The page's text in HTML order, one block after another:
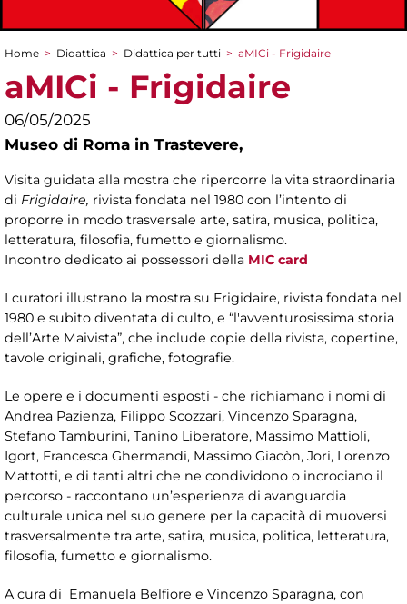
Tu sei qui
Home > Didattica > Didattica per tutti > aMICi - Frigidaire
aMICi - Frigidaire
06/05/2025
Museo di Roma in Trastevere,
Visita guidata alla mostra che ripercorre la vita straordinaria
di Frigidaire, rivista fondata nel 1980 con l’intento di
proporre in modo trasversale arte, satira, musica, politica,
letteratura, filosofia, fumetto e giornalismo.
Incontro dedicato ai possessori della MIC card
I curatori illustrano la mostra su Frigidaire, rivista fondata nel
1980 e subito diventata di culto, e “l'avventurosissima storia
dell’Arte Maivista”, che include copie della rivista, copertine,
tavole originali, grafiche, fotografie.
Le opere e i documenti esposti - che richiamano i nomi di
Andrea Pazienza, Filippo Scozzari, Vincenzo Sparagna,
Stefano Tamburini, Tanino Liberatore, Massimo Mattioli,
Igort, Francesca Ghermandi, Massimo Giacòn, Jori, Lorenzo
Mattotti, e di tanti altri che ne condividono o incrociano il
percorso - raccontano un’esperienza di avanguardia
culturale unica nel suo genere per la capacità di muoversi
trasversalmente tra arte, satira, musica, politica, letteratura,
filosofia, fumetto e giornalismo.
A cura di Emanuela Belfiore e Vincenzo Sparagna, con